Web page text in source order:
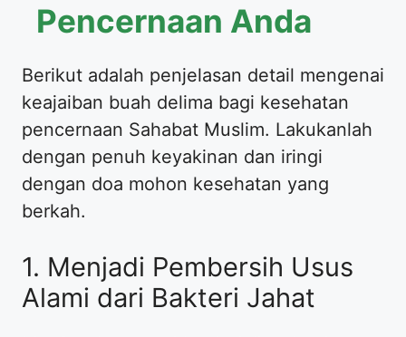
Pencernaan Anda
Berikut adalah penjelasan detail mengenai
keajaiban buah delima bagi kesehatan
pencernaan Sahabat Muslim. Lakukanlah
dengan penuh keyakinan dan iringi
dengan doa mohon kesehatan yang
berkah.
1. Menjadi Pembersih Usus
Alami dari Bakteri Jahat